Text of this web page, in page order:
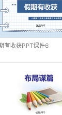
有收获PPT课件6